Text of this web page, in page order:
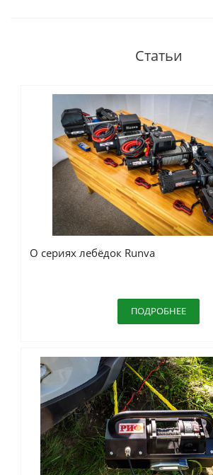
Статьи
О сериях лебёдок Runva
ПОДРОБНЕЕ